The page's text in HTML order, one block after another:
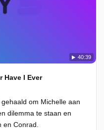
40:39
Have I Ever
om Michelle aan
dilemma te staan en
Conrad.